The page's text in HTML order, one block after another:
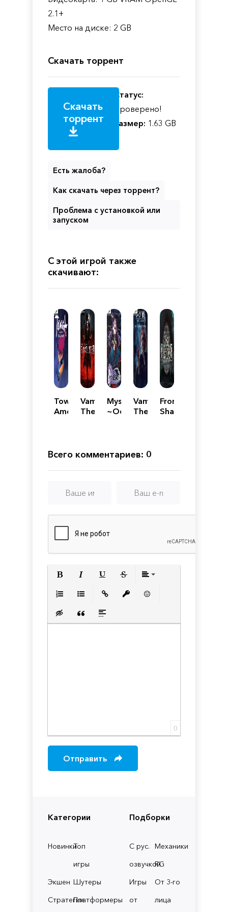
Категории
НовинкиТоп
игры
Экшен Шутеры
СтратегииПлатформеры
Подборки
С рус.
озвучкой
Механики
RG
Игры
от
От 3-го
лица
2.1+
Место на диске: 2 GB
Скачать торрент
Скачать
торрент
Статус:
Проверено!
Размер: 1.63 GB
Есть жалоба?
Как скачать через торрент?
Проблема с установкой или
запуском
С этой игрой также
скачивают:
Towaga:
Among
Vampire:
The
2
Mysteria
~Occult
Vampire:
The
of
York
From
Shadows
Всего комментариев: 0
Вставка скрытого текста
Вставка цитаты
Вставка спойлера
0
Отправить